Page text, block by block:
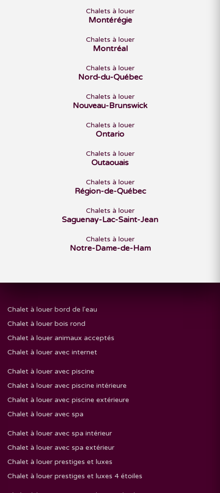
Chalets à louer
Montérégie
Chalets à louer
Montréal
Chalets à louer
Nord-du-Québec
Chalets à louer
Nouveau-Brunswick
Chalets à louer
Ontario
Chalets à louer
Outaouais
Chalets à louer
Région-de-Québec
Chalets à louer
Saguenay-Lac-Saint-Jean
Chalets à louer
Notre-Dame-de-Ham
Chalet à louer bord de l'eau
Chalet à louer bois rond
Chalet à louer animaux acceptés
Chalet à louer avec internet
Chalet à louer avec piscine
Chalet à louer avec piscine intérieure
Chalet à louer avec piscine extérieure
Chalet à louer avec spa
Chalet à louer avec spa intérieur
Chalet à louer avec spa extérieur
Chalet à louer prestiges et luxes
Chalet à louer prestiges et luxes 4 étoiles